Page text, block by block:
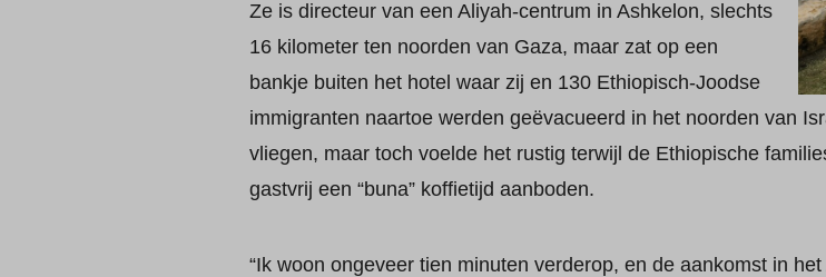
Ze is directeur van een Aliyah-centrum in Ashkelon, slechts
16 kilometer ten noorden van Gaza, maar zat op een
bankje buiten het hotel waar zij en 130 Ethiopisch-Joodse
immigranten naartoe werden geëvacueerd in het noorden van
vliegen, maar toch voelde het rustig terwijl de Ethiopische
gastvrij een “buna” koffietijd aanboden.
“Ik woon ongeveer tien minuten verderop, en de aankomst in